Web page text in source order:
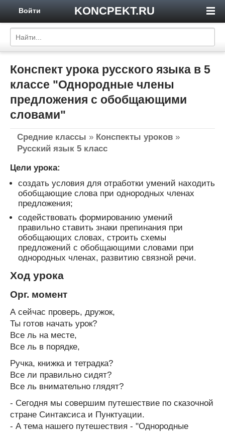
KONCPEKT.RU
Войти
Конспект урока русского языка в 5
классе "Однородные члены
предложения с обобщающими
словами"
Средние классы » Конспекты уроков »
Русский язык 5 класс
Цели урока:
создать условия для отработки умений находить
обобщающие слова при однородных членах
предложения;
содействовать формированию умений
правильно ставить знаки препинания при
обобщающих словах, строить схемы
предложений с обобщающими словами при
однородных членах, развитию связной речи.
Ход урока
Орг. момент
А сейчас проверь, дружок,
Ты готов начать урок?
Все ль на месте,
Все ль в порядке,
Ручка, книжка и тетрадка?
Все ли правильно сидят?
Все ль внимательно глядят?
- Сегодня мы совершим путешествие по сказочной
стране Синтаксиса и Пунктуации.
- А тема нашего путешествия - "Однородные